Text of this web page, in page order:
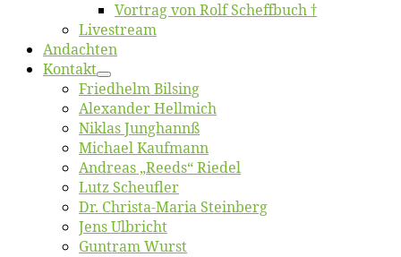
Vor­trag von Rolf Scheffbuch †
Live­stream
An­dach­ten
Kon­takt
Fried­helm Bilsing
Alex­an­der Hellmich
Ni­klas Junghannß
Mi­cha­el Kaufmann
An­dre­as „Reeds“ Riedel
Lutz Scheuf­ler
Dr. Chris­­ta-Ma­ria Steinberg
Jens Ulb­richt
Gun­tram Wurst